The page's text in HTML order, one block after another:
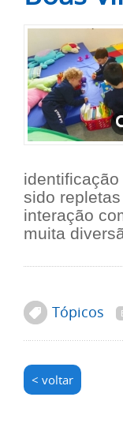
sido
interação
muita
Tópicos
< voltar